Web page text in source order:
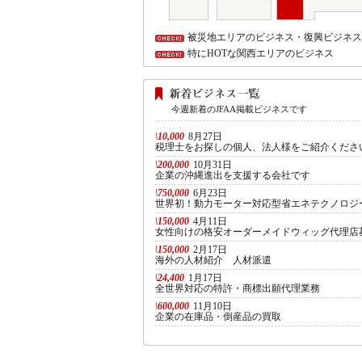
被災地エリアのビジネス・復興ビジネス
特にHOTな関西エリアのビジネス
今週新着のJFAA掲載ビジネスです
\10,000 8月27日
税理士をお探しの個人、法人様をご紹介くだ
\200,000 10月31日
企業の沖縄進出を支援する会社です
\750,000 6月23日
世界初！動力モーター対応型省エネテクノロジ
\150,000 4月11日
女性向けの格安オーダーメイドウィッグ代理店
\150,000 2月17日
海外の人材紹介 人材派遣
\24,400 1月17日
全世界対応の特許・商標出願代理業務
\600,000 11月10日
企業の在庫品・倒産品の買取